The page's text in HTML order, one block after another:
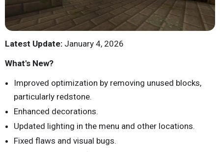
Latest Update: January 4, 2026
What's New?
Improved optimization by removing unused blocks,
particularly redstone.
Enhanced decorations.
Updated lighting in the menu and other locations.
Fixed flaws and visual bugs.